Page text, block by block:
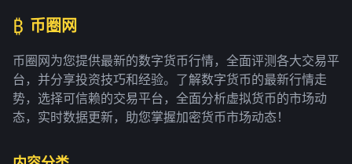
₿ 币圈网
币圈网为您提供最新的数字货币行情，全面评测各大交易平
台，并分享投资技巧和经验。了解数字货币的最新行情走
势，选择可信赖的交易平台，全面分析虚拟货币的市场动
态，实时数据更新，助您掌握加密货币市场动态！